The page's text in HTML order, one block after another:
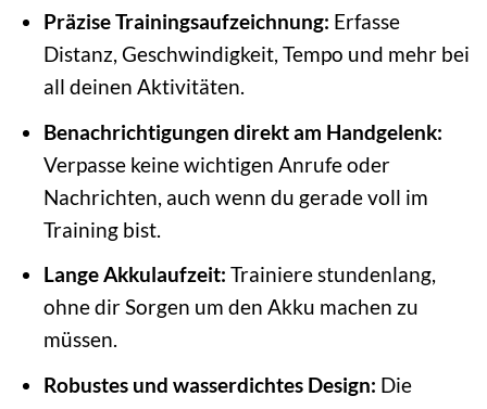
Präzise Trainingsaufzeichnung: Erfasse
Distanz, Geschwindigkeit, Tempo und mehr bei
all deinen Aktivitäten.
Benachrichtigungen direkt am Handgelenk:
Verpasse keine wichtigen Anrufe oder
Nachrichten, auch wenn du gerade voll im
Training bist.
Lange Akkulaufzeit: Trainiere stundenlang,
ohne dir Sorgen um den Akku machen zu
müssen.
Robustes und wasserdichtes Design: Die